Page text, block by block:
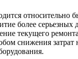
относительно
более серьезных
текущего
снижения затрат